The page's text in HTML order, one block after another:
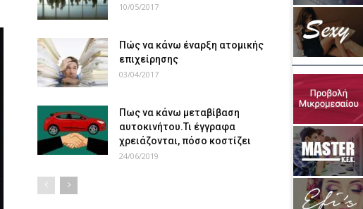
10/05/2017
Πώς να κάνω έναρξη ατομικής
επιχείρησης
03/04/2017
Πως να κάνω μεταβίβαση
αυτοκινήτου.Τι έγγραφα
χρειάζονται, πόσο κοστίζει
24/06/2019